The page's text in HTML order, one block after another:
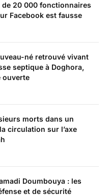
de 20 000 fonctionnaires
Facebook est fausse
né retrouvé vivant
septique à Doghora,
ouverte
morts dans un
circulation sur l’axe
Doumbouya : les
et de sécurité